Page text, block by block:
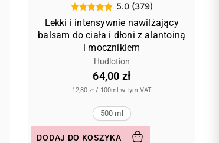
5.0 (379)
Lekki i intensywnie nawilżający
balsam do ciała i dłoni z alantoiną
i mocznikiem
Hudlotion
64,00 zł
12,80 zł / 100ml ·w tym VAT
500 ml
DODAJ DO KOSZYKA